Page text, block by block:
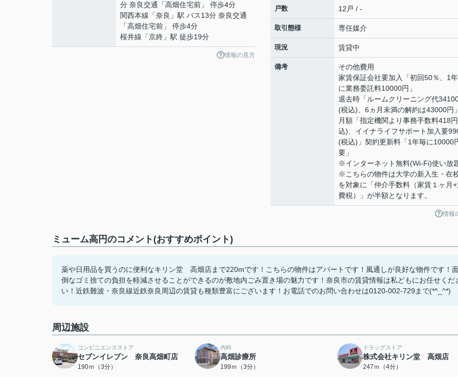
分 奈良交通「高畑住宅前」 停歩4分
関西本線 「奈良 」駅 バス13分 奈良交通
「高畑住宅前」 停歩4分
桜井線 「京終 」駅 徒歩19分
情報の見方
戸数 12戸 / -
取引態様 専任媒介
現況 賃貸中
備考
その他費用
家賃保証会社要加入「初回50％、1
に業務委託料10000円」
退去時「ルームクリーニング代
(税込)、6ヵ月未満の解約は43000円
月額「指定機関より事務手数料418
込)、イイナライフサポート加入要
(税込)」契約更新料「1年毎に10000
要」
※インターネット無料(Wi-Fi)使い放
※こちらの物件は大学の新入生・在
を対象に「仲介手数料（家賃１ヶ月
費税）」が半額となります。
情報
ミューム高円のコメント(おすすめポイント)
薬や日用品を買うのに便利なキリン堂 高畑店まで220mです！こちらの物件はアパートです！風通しが良好な物件です！
倒なゴミ捨ての負担を軽減させることができるのが敷地内ごみ置き場の魅力です！奈良市の賃貸情報は私どもにお任せくだ
い！近鉄難波・奈良線近鉄奈良周辺の賃貸も種類豊富にございます！お電話でのお問い合わせは0120-002-729まで(*^_^*)
周辺施設
コンビニエンスストア
セブンイレブン 奈良高畑町店
190ｍ（3分）
内科
高畑診療所
199ｍ（3分）
ドラッグストア
株式会社キリン堂 高畑店
247ｍ（4分）